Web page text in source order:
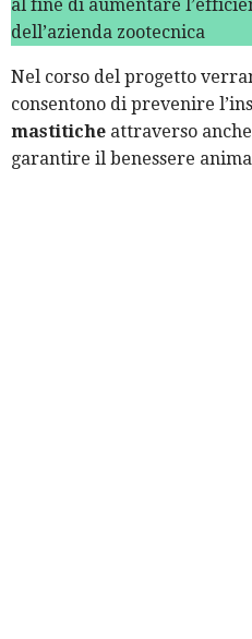
al fine di aumentare
dell’azienda zootecnica
Nel corso del progetto
consentono di prevenire
mastitiche attraverso
garantire il benessere